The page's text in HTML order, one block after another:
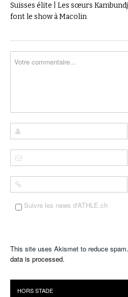
Suisses élite | Les sœurs
font le show à Macolin
Suivre les news d'ATHLE.ch
This site uses Akismet to reduce spam.
data is processed.